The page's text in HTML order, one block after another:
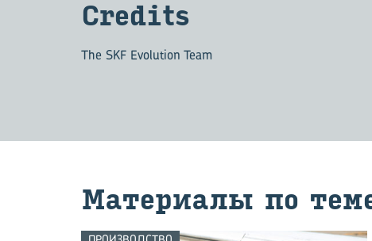
Credits
The SKF Evolution Team
Ма­те­ри­а­лы по